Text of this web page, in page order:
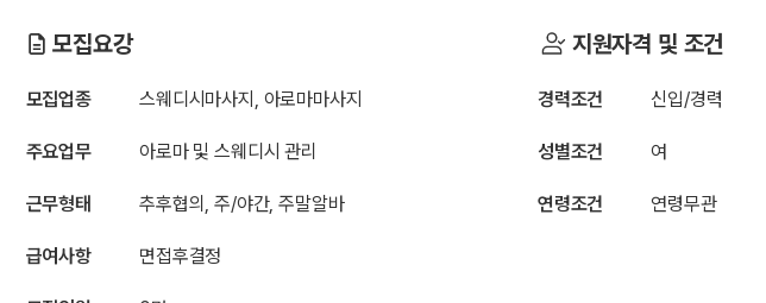
레인보우스웨디시
모집요강
모집업종 스웨디시마사지, 아로마마사지
주요업무 아로마 및 스웨디시 관리
근무형태 추후협의, 주/야간, 주말알바
급여사항 면접후결정
지원자격 및 조건
경력조건 신입/경력
성별조건 여
연령조건 연령무관